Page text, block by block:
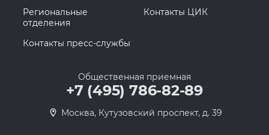
Региональные
отделения
Контакты ЦИК
Контакты пресс-службы
Общественная приемная
+7 (495) 786-82-89
Москва, Кутузовский проспект, д. 39